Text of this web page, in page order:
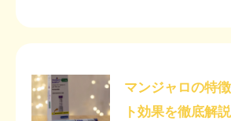
マンジャロの特
ト効果を徹底解